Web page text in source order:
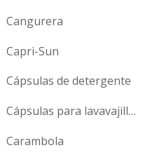
Cangurera
Capri-Sun
Cápsulas de detergente
Cápsulas para lavavajillas
Carambola